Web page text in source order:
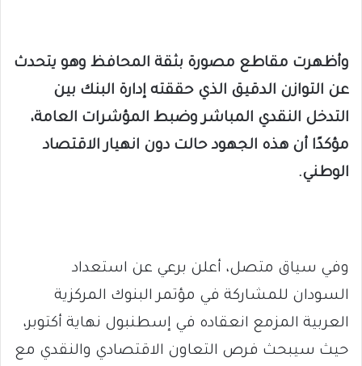
وأظهرت مقاطع مصورة بثقة المحافظ وهو يتحدث
عن التوازن الدقيق الذي حققته إدارة البنك بين
التدخل النقدي المباشر وضبط المؤشرات العامة،
مؤكدًا أن هذه الجهود حالت دون انهيار الاقتصاد
الوطني.
وفي سياق متصل، أعلن برعي عن استعداد
السودان للمشاركة في مؤتمر البنوك المركزية
العربية المزمع انعقاده في إسطنبول نهاية أكتوبر،
حيث سيبحث فرص التعاون الاقتصادي والنقدي مع